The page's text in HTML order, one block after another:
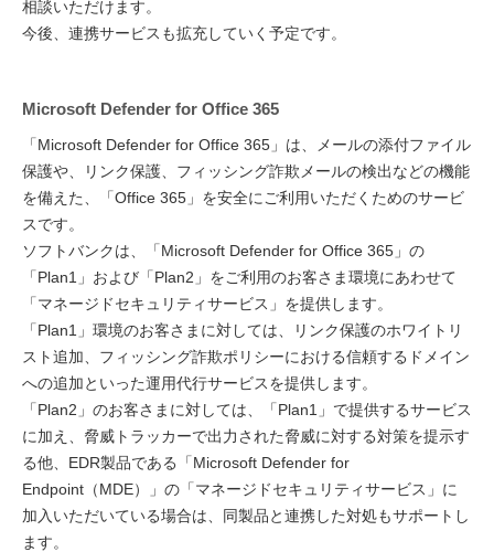
相談いただけます。
今後、連携サービスも拡充していく予定です。
Microsoft Defender for Office 365
「Microsoft Defender for Office 365」は、メールの添付ファイル
保護や、リンク保護、フィッシング詐欺メールの検出などの機能
を備えた、「Office 365」を安全にご利用いただくためのサービ
スです。
ソフトバンクは、「Microsoft Defender for Office 365」の
「Plan1」および「Plan2」をご利用のお客さま環境にあわせて
「マネージドセキュリティサービス」を提供します。
「Plan1」環境のお客さまに対しては、リンク保護のホワイトリ
スト追加、フィッシング詐欺ポリシーにおける信頼するドメイン
への追加といった運用代行サービスを提供します。
「Plan2」のお客さまに対しては、「Plan1」で提供するサービス
に加え、脅威トラッカーで出力された脅威に対する対策を提示す
る他、EDR製品である「Microsoft Defender for
Endpoint（MDE）」の「マネージドセキュリティサービス」に
加入いただいている場合は、同製品と連携した対処もサポートし
ます。